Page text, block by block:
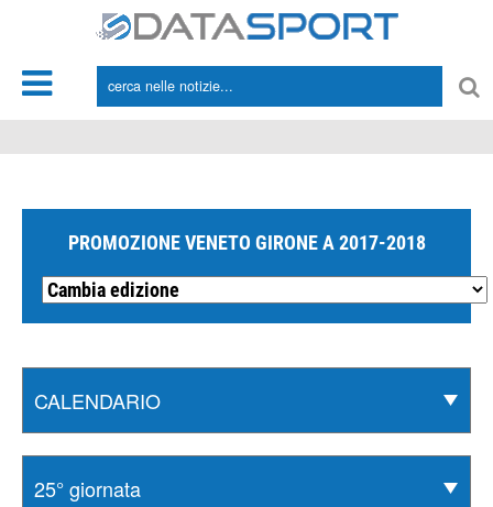
PROMOZIONE VENETO GIRONE A 2017-2018